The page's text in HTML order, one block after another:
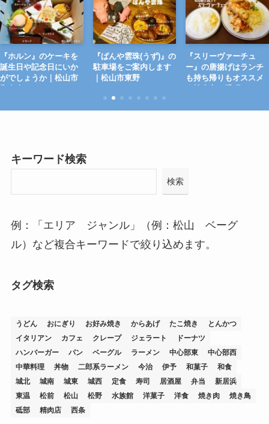
『ホルン』のケーキを
誕生日や記念日にいか
がでしょうか｜松山市
『ぱんや雲珠(うず)』の
駐車場をご案内します
｜松山市東野
『スリーヴァーチュ
ー』の唐揚げはランチ
も持ち帰りもオススメ
キーワード検索
検索
例：「エリア ジャンル」（例：松山 ベーグ
ル）など複合キーワードで絞り込めます。
タグ検索
うどん おにぎり お好み焼き からあげ たこ焼き
とんかつ
イタリアン
カフェ クレープ ジェラート
ドーナツ
ハンバーガー
パン ベーグル ラーメン 中心部東
中心部西
中華料理
丼物 二郎系ラーメン 今治 伊予 和菓子
和食
城北
城南 城東 城西 定食 寿司 居酒屋 弁当
新居浜
東温
松前 松山 松野 水族館 洋菓子 洋食 焼き肉
焼き鳥
砥部
精肉店 西条